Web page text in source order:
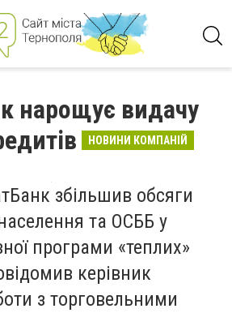
нарощує видачу
НОВИНИ КОМПАНІЙ
збільшив обсяги
та ОСББ у
програми «теплих»
керівник
з торговельними